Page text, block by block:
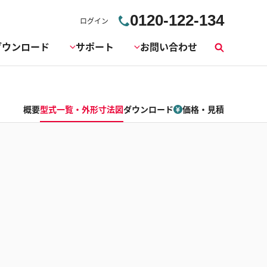
ログイン 0120-122-134
ンロード サポート お問い合わせ
索
概要型式一覧・外形寸法図ダウンロード 価格・見積